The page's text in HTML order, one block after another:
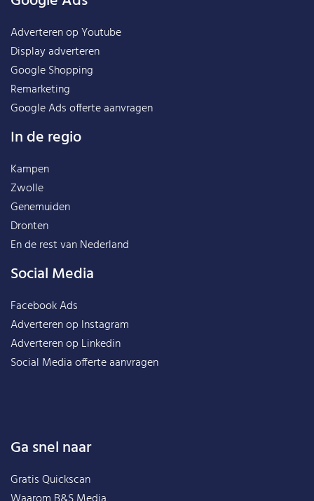
Adverteren op Youtube
Display adverteren
Google Shopping
Remarketing
Google Ads offerte aanvragen
In de regio
Kampen
Zwolle
Genemuiden
Dronten
En de rest vanNederland
Social Media
Facebook Ads
Adverteren op Instagram
Adverteren op Linkedin
Social Media offerte aanvragen
Ga snel naar
Gratis Quickscan